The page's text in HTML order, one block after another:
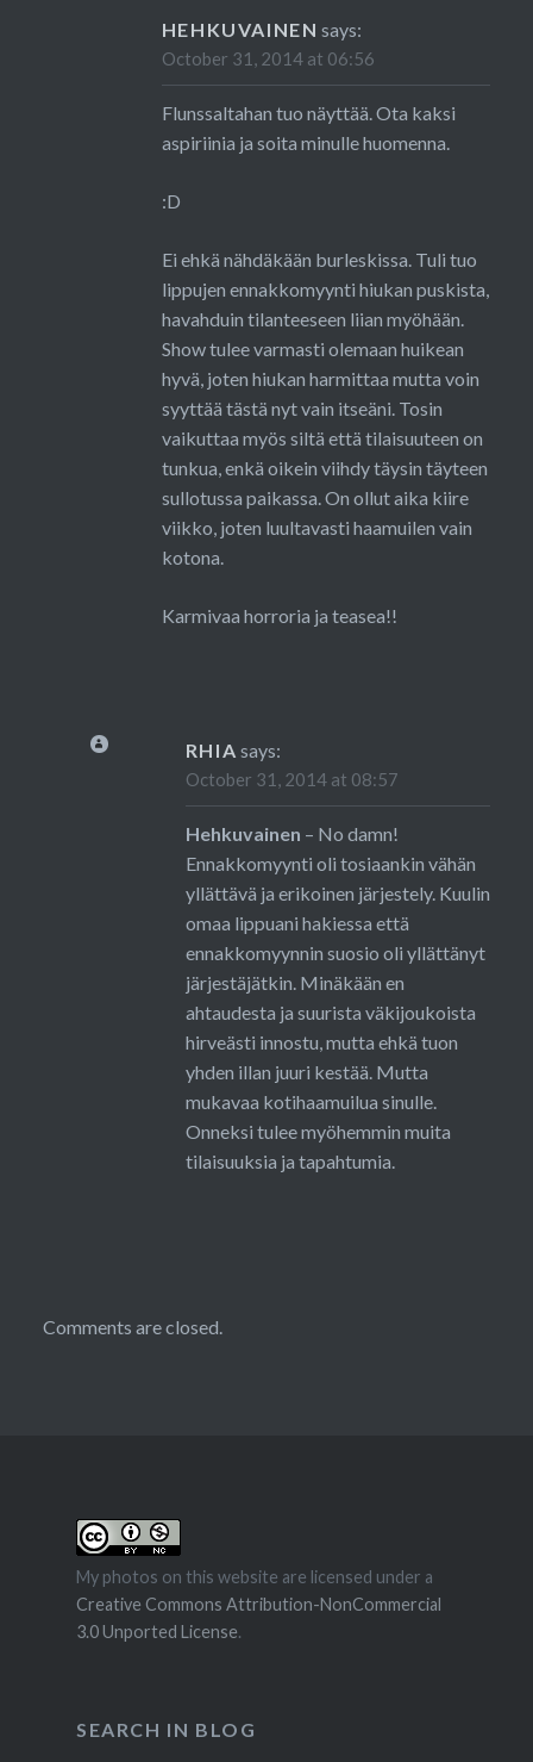
HEHKUVAINEN says:
October 31, 2014 at 06:56
Flunssaltahan tuo näyttää. Ota kaksi
aspiriinia ja soita minulle huomenna.
:D
Ei ehkä nähdäkään burleskissa. Tuli tuo
lippujen ennakkomyynti hiukan puskista,
havahduin tilanteeseen liian myöhään.
Show tulee varmasti olemaan huikean
hyvä, joten hiukan harmittaa mutta voin
syyttää tästä nyt vain itseäni. Tosin
vaikuttaa myös siltä että tilaisuuteen on
tunkua, enkä oikein viihdy täysin täyteen
sullotussa paikassa. On ollut aika kiire
viikko, joten luultavasti haamuilen vain
kotona.
Karmivaa horroria ja teasea!!
RHIA says:
October 31, 2014 at 08:57
Hehkuvainen – No damn!
Ennakkomyynti oli tosiaankin vähän
yllättävä ja erikoinen järjestely. Kuulin
omaa lippuani hakiessa että
ennakkomyynnin suosio oli yllättänyt
järjestäjätkin. Minäkään en
ahtaudesta ja suurista väkijoukoista
hirveästi innostu, mutta ehkä tuon
yhden illan juuri kestää. Mutta
mukavaa kotihaamuilua sinulle.
Onneksi tulee myöhemmin muita
tilaisuuksia ja tapahtumia.
Comments are closed.
My photos on this website are licensed under a
Creative Commons Attribution-NonCommercial
3.0 Unported License.
SEARCH IN BLOG